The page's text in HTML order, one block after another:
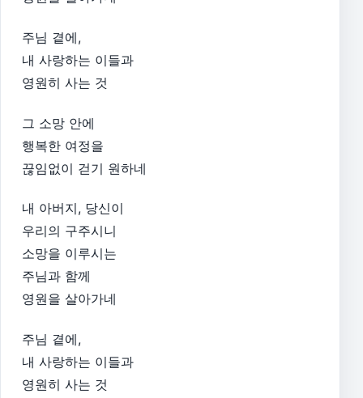
주님 곁에,
내 사랑하는 이들과
영원히 사는 것
그 소망 안에
행복한 여정을
끊임없이 걷기 원하네
내 아버지, 당신이
우리의 구주시니
소망을 이루시는
주님과 함께
영원을 살아가네
주님 곁에,
내 사랑하는 이들과
영원히 사는 것